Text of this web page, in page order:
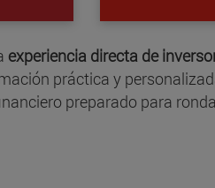
experiencia directa de
práctica y
preparado para